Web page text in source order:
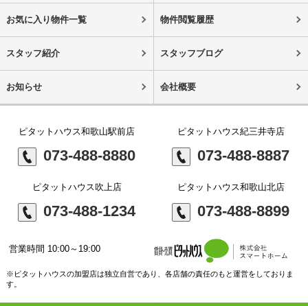
お気に入り物件一覧 物件閲覧履歴
スタッフ紹介 スタッフブログ
お知らせ 会社概要
ピタットハウス和歌山駅前店
073-488-8880
ピタットハウス紀三井寺店
073-488-8887
ピタットハウス吹上店
073-488-1234
ピタットハウス和歌山北店
073-488-8899
営業時間 10:00～19:00
※ピタットハウスの加盟店は独立自営であり、各店舗の責任のもと運営をしておりま
す。